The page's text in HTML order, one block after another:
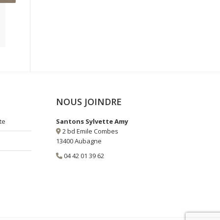
NOUS JOINDRE
Santons Sylvette Amy
2 bd Emile Combes
13400 Aubagne
04 42 01 39 62